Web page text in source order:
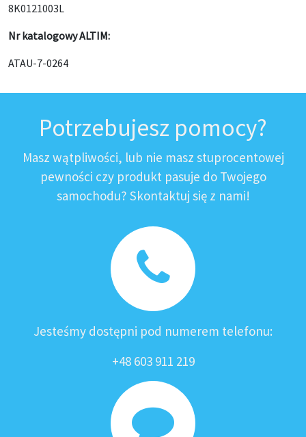
8K0121003L
Nr katalogowy ALTIM:
ATAU-7-0264
Potrzebujesz pomocy?
Masz wątpliwości, lub nie masz stuprocentowej
pewności czy produkt pasuje do Twojego
samochodu? Skontaktuj się z nami!
Jesteśmy dostępni pod numerem telefonu:
+48 603 911 219